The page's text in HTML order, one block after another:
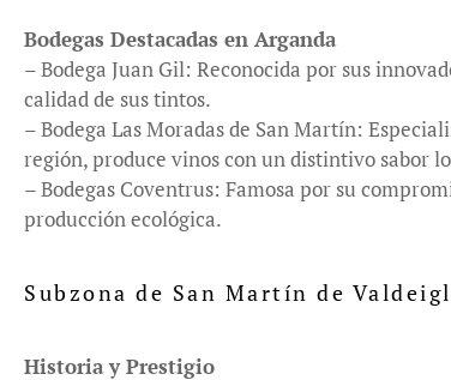
Bodegas Destacadas en Arganda
– Bodega Juan Gil: Reconocida por sus
calidad de sus tintos.
– Bodega Las Moradas de San Martín:
región, produce vinos con un distintivo sabor
– Bodegas Coventrus: Famosa por su
producción ecológica.
Subzona de San Martín de
Historia y Prestigio